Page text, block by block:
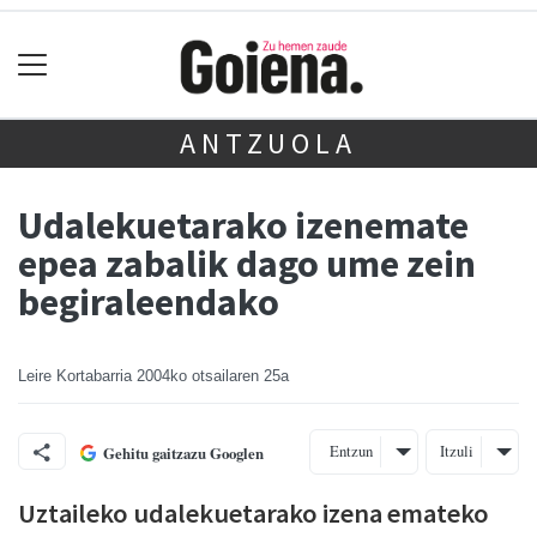
ANTZUOLA
Udalekuetarako izenemate
epea zabalik dago ume zein
begiraleendako
Leire Kortabarria 2004ko otsailaren 25a
Gehitu gaitzazu Googlen Entzun Itzuli
Uztaileko udalekuetarako izena emateko